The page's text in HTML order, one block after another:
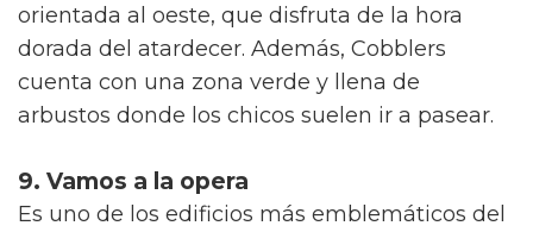
orientada al oeste, que disfruta de la hora
dorada del atardecer. Además, Cobblers
cuenta con una zona verde y llena de
arbustos donde los chicos suelen ir a pasear.
9. Vamos a la opera
Es uno de los edificios más emblemáticos del